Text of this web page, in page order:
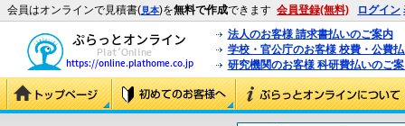
会員はオンラインで見積書(見本)を無料で作成できます 会員登録(無料) ログイン
法人のお客様 請求書払いのご案内
学校・官公庁のお客様 校費・公費
研究機関のお客様 科研費払いのご